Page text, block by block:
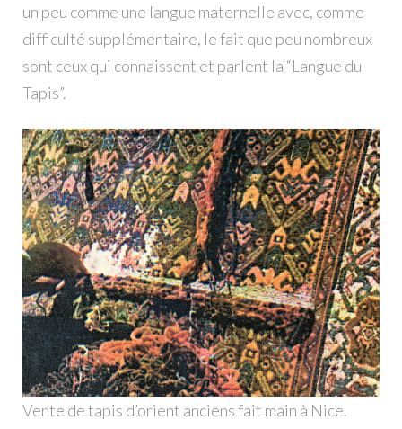
un peu comme une langue maternelle avec, comme
difficulté supplémentaire, le fait que peu nombreux
sont ceux qui connaissent et parlent la “Langue du
Tapis”.
Vente de tapis d’orient anciens fait main à Nice.